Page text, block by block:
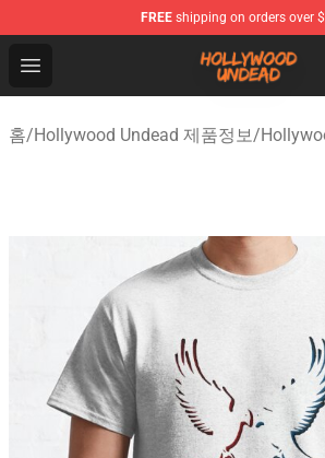
FREE shipping on orders over
Open menu
Hollywood Undead Shop - Official
홈/Hollywood Undead 제품정보/